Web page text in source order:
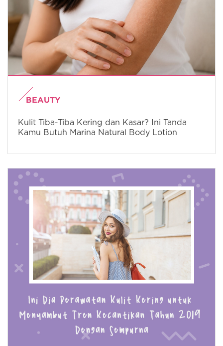
BEAUTY
Kulit Tiba-Tiba Kering dan Kasar? Ini Tanda
Kamu Butuh Marina Natural Body Lotion